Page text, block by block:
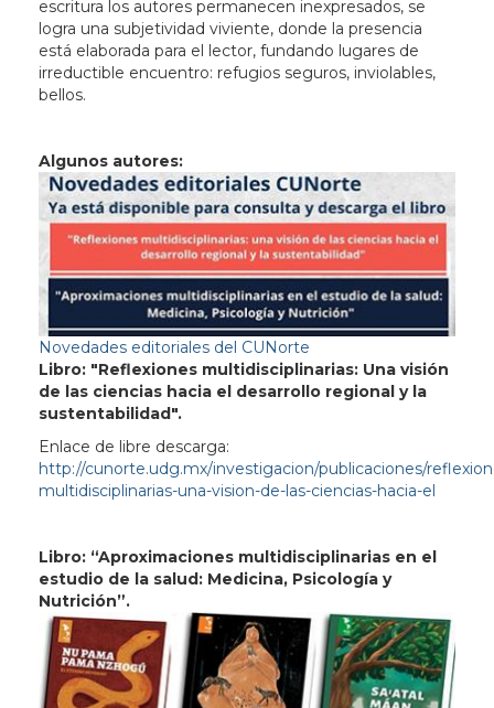
escritura los autores permanecen inexpresados, se
logra una subjetividad viviente, donde la presencia
está elaborada para el lector, fundando lugares de
irreductible encuentro: refugios seguros, inviolables,
bellos.
Algunos autores:
Novedades editoriales del CUNorte
Libro: "Reflexiones multidisciplinarias: Una visión
de las ciencias hacia el desarrollo regional y la
sustentabilidad".
Enlace de libre descarga:
http://cunorte.udg.mx/investigacion/publicaciones/
multidisciplinarias-una-vision-de-las-ciencias-hacia-el
Libro: “Aproximaciones multidisciplinarias en el
estudio de la salud: Medicina, Psicología y
Nutrición”.